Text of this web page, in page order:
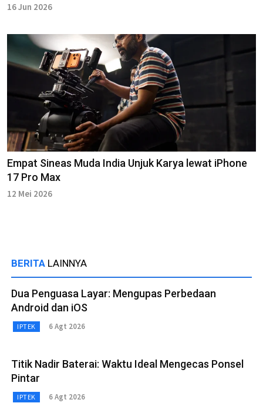
16 Jun 2026
Empat Sineas Muda India Unjuk Karya lewat iPhone
17 Pro Max
12 Mei 2026
BERITA LAINNYA
Dua Penguasa Layar: Mengupas Perbedaan
Android dan iOS
IPTEK 6 Agt 2026
Titik Nadir Baterai: Waktu Ideal Mengecas Ponsel
Pintar
IPTEK 6 Agt 2026